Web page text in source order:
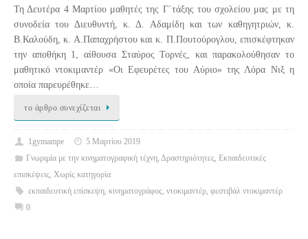
Τη Δευτέρα 4 Μαρτίου μαθητές της Γ΄τάξης του σχολείου μας με τη
συνοδεία του Διευθυντή, κ. Δ. Αδαμίδη και των καθηγητριών, κ.
Β.Καλούδη, κ. Α.Παπαχρήστου και κ. Π.Πουτούρογλου, επισκέφτηκαν
την αποθήκη 1, αίθουσα Σταύρος Τορνές, και παρακολούθησαν το
μαθητικό ντοκιμαντέρ «Οι Εφευρέτες του Αύριο» της Λόρα Νιξ η
οποία παρευρέθηκε…
το άρθρο συνεχίζεται
1gymampe
5 Μαρτίου 2019
Γνωριμία με την κινηματογραφική τέχνη, Δραστηριότητες, Εκπαιδευτικές
επισκέψεις, Χωρίς κατηγορία
εκπαιδευτική επίσκεψη, κινηματογράφος, ντοκιμαντέρ, φεστιβάλ ντοκιμαντέρ
0